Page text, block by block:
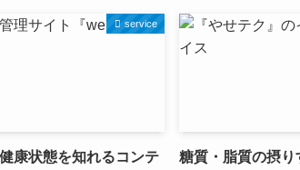
service
康状態を知れるコンテ
糖質・脂質の摂り